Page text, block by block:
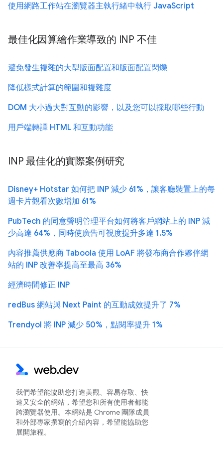
使用網路工作站在瀏覽器主執行緒中執行 JavaScript
最佳化因算繪作業導致的 INP 不佳
避免發生複雜的大型版面配置和版面配置閃爍
降低樣式計算的範圍和複雜度
DOM 大小過大對互動的影響，以及您可以採取哪些行動
用戶端轉譯 HTML 和互動功能
INP 最佳化的實際案例研究
Disney+ Hotstar 如何把 INP 減少 61%，讓客廳裝置上的每
週卡片觀看次數增加 61%
PubTech 的同意聲明管理平台如何將客戶網站上的 INP 減
少高達 64%，同時使廣告可視度提升多達 1.5%
內容推薦供應商 Taboola 使用 LoAF 將發布商合作夥伴網
站的 INP 改善率提高至最高 36%
經濟時間修正 INP
redBus 網站與 Next Paint 的互動成效提升了 7%
Trendyol 將 INP 減少 50%，點閱率提升 1%
我們希望能協助您打造美觀、容易存取、快
速又安全的網站，希望您和所有使用者都能
跨瀏覽器使用。本網站是 Chrome 團隊成員
和外部專家撰寫的介紹內容，希望能協助您
展開旅程。